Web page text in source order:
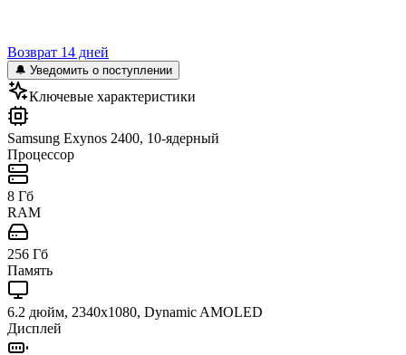
Возврат 14 дней
🔔 Уведомить о поступлении
Ключевые характеристики
Samsung Exynos 2400, 10-ядерный
Процессор
8 Гб
RAM
256 Гб
Память
6.2 дюйм, 2340x1080, Dynamic AMOLED
Дисплей